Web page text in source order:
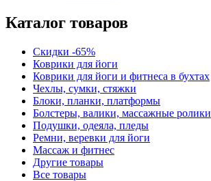
Каталог товаров
Скидки -65%
Коврики для йоги
Коврики для йоги и фитнеса в бухтах
Чехлы, сумки, стяжки
Блоки, планки, платформы
Болстеры, валики, массажные ролики
Подушки, одеяла, пледы
Ремни, веревки для йоги
Массаж и фитнес
Другие товары
Все товары